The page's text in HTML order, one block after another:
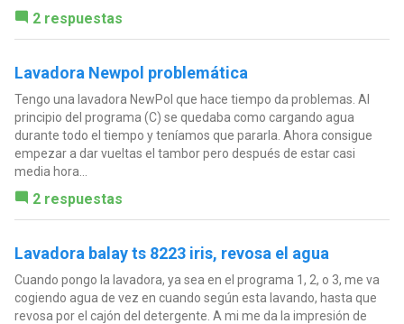
2 respuestas
Lavadora Newpol problemática
Tengo una lavadora NewPol que hace tiempo da problemas. Al
principio del programa (C) se quedaba como cargando agua
durante todo el tiempo y teníamos que pararla. Ahora consigue
empezar a dar vueltas el tambor pero después de estar casi
media hora...
2 respuestas
Lavadora balay ts 8223 iris, revosa el agua
Cuando pongo la lavadora, ya sea en el programa 1, 2, o 3, me va
cogiendo agua de vez en cuando según esta lavando, hasta que
revosa por el cajón del detergente. A mi me da la impresión de